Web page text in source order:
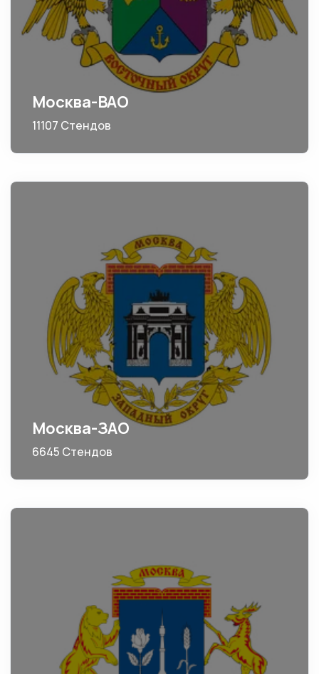
Москва-ВАО
11107 Стендов
Москва-ЗАО
6645 Стендов